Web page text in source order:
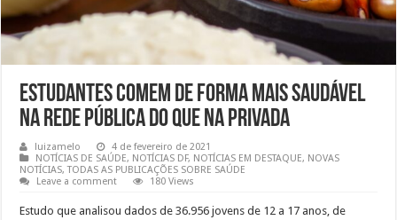
Estudantes comem de forma mais saudável
na rede pública do que na privada
luizamelo
4 de fevereiro de 2021
NOTÍCIAS DE SAÚDE, NOTÍCIAS DF, NOTÍCIAS EM DESTAQUE, NOVAS
NOTÍCIAS,TODAS AS PUBLICAÇÕES SOBRE SAÚDE
Leave a comment
180 Views
Estudo que analisou dados de 36.956 jovens de 12 a 17 anos, de